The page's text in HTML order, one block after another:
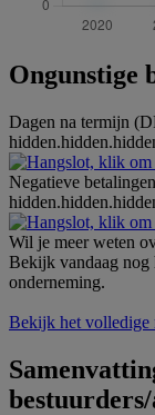
Ongunstige
Dagen na termijn
Negatieve
Wil je meer weten
Bekijk vandaag nog
onderneming.
Bekijk het volledige